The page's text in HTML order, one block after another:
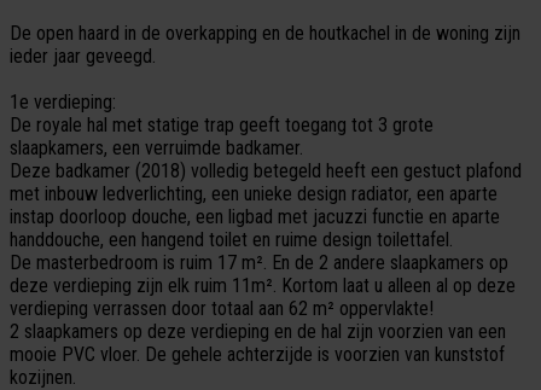
De open haard in de overkapping en de houtkachel in de woning zijn
ieder jaar geveegd.
1e verdieping:
De royale hal met statige trap geeft toegang tot 3 grote
slaapkamers, een verruimde badkamer.
Deze badkamer (2018) volledig betegeld heeft een gestuct plafond
met inbouw ledverlichting, een unieke design radiator, een aparte
instap doorloop douche, een ligbad met jacuzzi functie en aparte
handdouche, een hangend toilet en ruime design toilettafel.
De masterbedroom is ruim 17 m². En de 2 andere slaapkamers op
deze verdieping zijn elk ruim 11m². Kortom laat u alleen al op deze
verdieping verrassen door totaal aan 62 m² oppervlakte!
2 slaapkamers op deze verdieping en de hal zijn voorzien van een
mooie PVC vloer. De gehele achterzijde is voorzien van kunststof
kozijnen.